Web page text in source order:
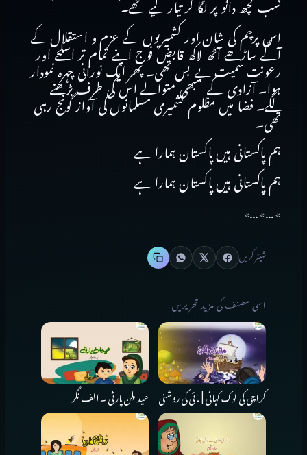
سب کچھ دائو پر لگا کر تیار کیے تھے۔
اس پرچم کی شان اور کشمیریوں کے عزم و استقلال کے
آگے ساڑھے آٹھ لاکھ قابض فوج اپنے تمام تر اسلحے اور
رعونت سمیت بے بس تھی۔ پھر ایک نورانی چہرہ نمودار
ہوا۔ آزادی کے سبھی متوالے اس کی طرف بڑھنے
لگے۔ فضا میں مظلوم کشمیری مسلمانوں کی آواز گونج رہی
تھی۔
ہم پاکستانی ہیں پاکستان ہمارا ہے
ہم پاکستانی ہیں پاکستان ہمارا ہے
٭…٭…٭
شیئر کریں
اسی مصنف کی مزید تحریریں
کراچی کی لوک کہانی | مائی کی روشنی عید مِلن پارٹی ۔ الف نگر